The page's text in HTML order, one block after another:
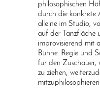
philosophischen
durch die konkrete
alleine im Studio,
auf der Tanzfläche
improvisierend mit
Bühne. Regie und
für den Zuschauer,
zu ziehen,